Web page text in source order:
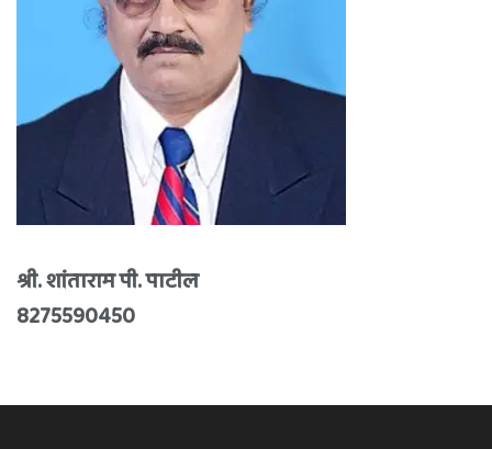
श्री. शांताराम पी. पाटील
8275590450